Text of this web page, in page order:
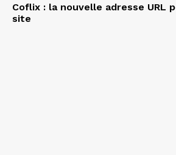
Coflix : la nouvelle adresse URL
site